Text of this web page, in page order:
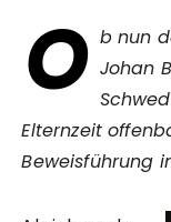
O b nun
Johan
Elternzeit
Beweisführung